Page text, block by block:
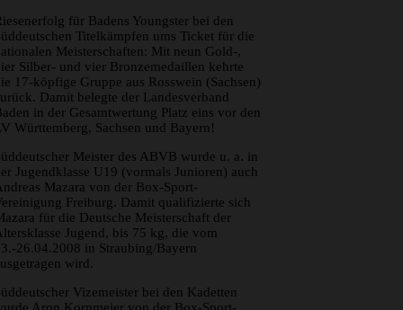
für Badens Youngster bei den
Titelkämpfen ums Ticket für die
Meisterschaften: Mit neun Gold-,
Silber- und vier Bronzemedaillen kehrte
17-köpfige Gruppe aus Rosswein (Sachsen)
Damit belegte der Landesverband
in der Gesamtwertung Platz eins vor den
Württemberg, Sachsen und Bayern!
Meister des ABVB wurde u. a. in
Jugendklasse U19 (vormals Junioren) auch
Mazara von der Box-Sport-
Freiburg. Damit qualifizierte sich
für die Deutsche Meisterschaft der
Jugend, bis 75 kg, die vom
26.04.2008 in Straubing/Bayern
wird.
Vizemeister bei den Kadetten